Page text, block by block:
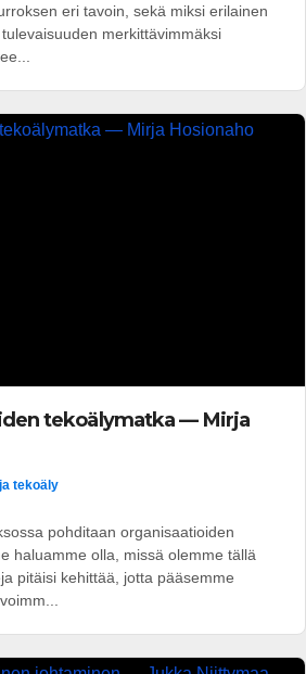
eri tavoin, sekä miksi erilainen
merkittävimmäksi
tekoälymatka — Mirja
tekoäly
pohditaan organisaatioiden
haluamme olla, missä olemme tällä
pitäisi kehittää, jotta pääsemme